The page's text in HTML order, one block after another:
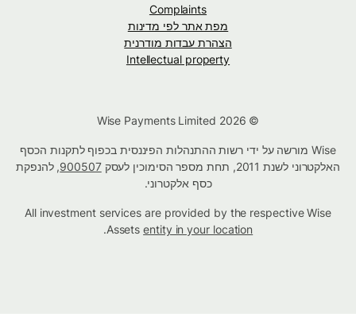
Complaints
מפת אתר לפי מדינות
הצהרת עבדות מודרנית
Intellectual property
Wise מורשה על ידי רשות ההתנהלות הפיננסית בכפוף לתקנות הכסף
האלקטרוני לשנת 2011, תחת מספר הסימוכין לעסק
900507, להנפקת
כסף אלקטרוני.
All investment services are provided by the respective Wise
Assetsentity in your location
.